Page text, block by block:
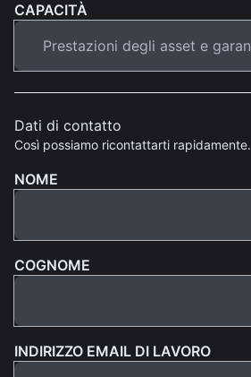
CAPACITÀ
Dati di contatto
Così possiamo ricontattarti rapidamente.
NOME
COGNOME
INDIRIZZO EMAIL DI LAVORO